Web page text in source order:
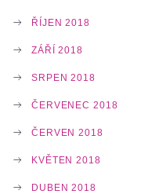
ŘÍJEN 2018
ZÁŘÍ 2018
SRPEN 2018
ČERVENEC 2018
ČERVEN 2018
KVĚTEN 2018
DUBEN 2018